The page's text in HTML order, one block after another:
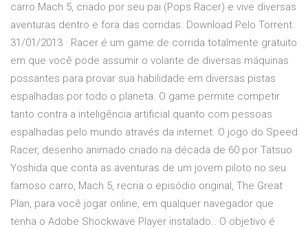
carro Mach 5, criado por seu pai (Pops Racer) e vive diversas
aventuras dentro e fora das corridas. Download Pelo Torrent.
31/01/2013 · Racer é um game de corrida totalmente gratuito
em que você pode assumir o volante de diversas máquinas
possantes para provar sua habilidade em diversas pistas
espalhadas por todo o planeta. O game permite competir
tanto contra a inteligência artificial quanto com pessoas
espalhadas pelo mundo através da internet. O jogo do Speed
Racer, desenho animado criado na década de 60 por Tatsuo
Yoshida que conta as aventuras de um jovem piloto no seu
famoso carro, Mach 5, recria o episódio original, The Great
Plan, para você jogar online, em qualquer navegador que
tenha o Adobe Shockwave Player instalado.. O objetivo é